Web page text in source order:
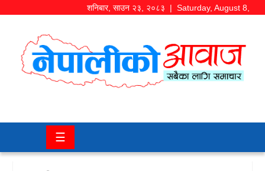
शनिबार, साउन २३, २०८३ | Saturday, August 8,
समाज/
चितवन
☰